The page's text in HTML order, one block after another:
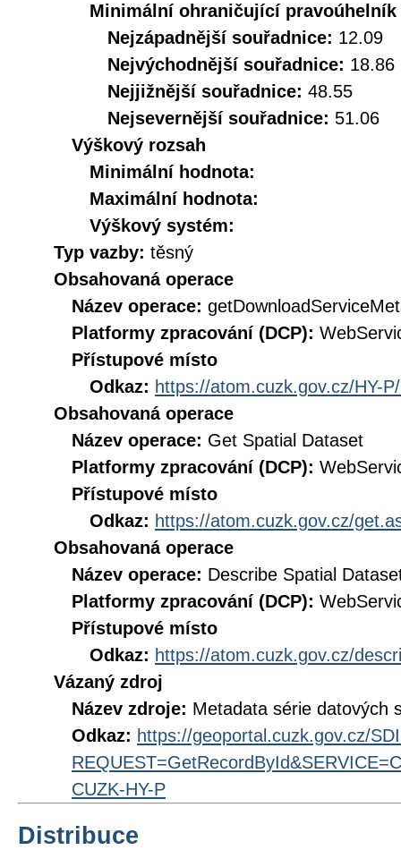
Minimální ohraničující pravoúhelník
Nejzápadnější souřadnice: 12.09
Nejvýchodnější souřadnice: 18.86
Nejjižnější souřadnice: 48.55
Nejsevernější souřadnice: 51.06
Výškový rozsah
Minimální hodnota:
Maximální hodnota:
Výškový systém:
Typ vazby: těsný
Obsahovaná operace
Název operace:
Platformy zpracování (DCP):
Přístupové místo
Odkaz: https://atom.cuzk.gov.cz/HY-
Obsahovaná operace
Název operace: Get Spatial Dataset
Platformy zpracování (DCP):
Přístupové místo
Odkaz: https://atom.cuzk.gov.cz/
Obsahovaná operace
Název operace: Describe Spatial
Platformy zpracování (DCP):
Přístupové místo
Odkaz: https://atom.cuzk.gov.cz/
Vázaný zdroj
Název zdroje: Metadata série datových
Odkaz: https://geoportal.cuzk.gov.cz/
CUZK-HY-P
Distribuce